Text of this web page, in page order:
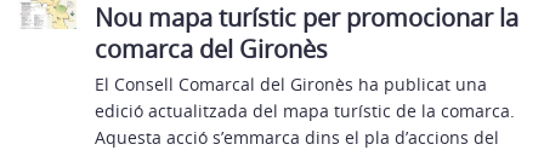
Nou mapa turístic per promocionar la
comarca del Gironès
El Consell Comarcal del Gironès ha publicat una
edició actualitzada del mapa turístic de la comarca.
Aquesta acció s’emmarca dins el pla d’accions del